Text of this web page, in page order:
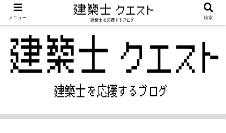
メニュー 検索